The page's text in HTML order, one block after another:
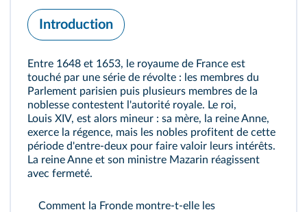
Introduction
Entre 1648 et 1653, le royaume de France est
touché par une série de révolte : les membres du
Parlement parisien puis plusieurs membres de la
noblesse contestent l'autorité royale. Le roi,
Louis XIV, est alors mineur : sa mère, la reine Anne,
exerce la régence, mais les nobles profitent de cette
période d'entre‑deux pour faire valoir leurs intérêts.
La reine Anne et son ministre Mazarin réagissent
avec fermeté.
Comment la Fronde montre‑t‑elle les